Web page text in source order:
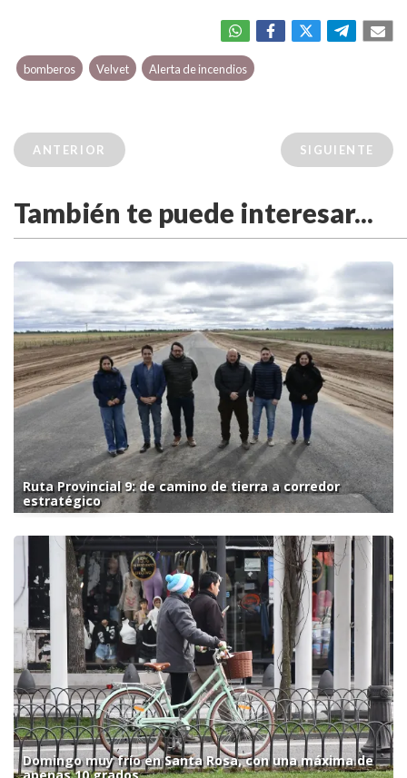
bomberos Velvet Alerta de incendios
ANTERIOR SIGUIENTE
También te puede interesar...
Ruta Provincial 9: de camino de tierra a corredor
estratégico
Domingo muy frío en Santa Rosa, con una máxima de